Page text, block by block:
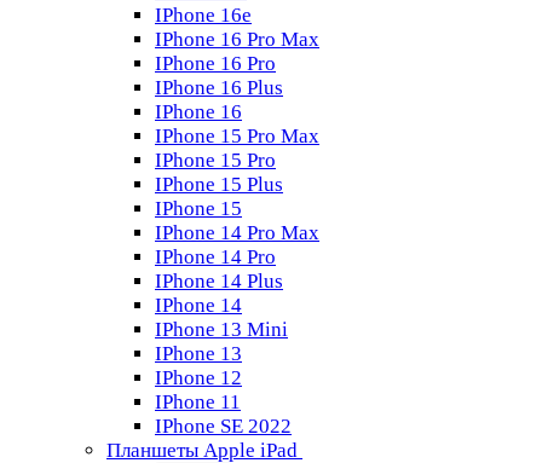
IPhone 16e
IPhone 16 Pro Max
IPhone 16 Pro
IPhone 16 Plus
IPhone 16
IPhone 15 Pro Max
IPhone 15 Pro
IPhone 15 Plus
IPhone 15
IPhone 14 Pro Max
IPhone 14 Pro
IPhone 14 Plus
IPhone 14
IPhone 13 Mini
IPhone 13
IPhone 12
IPhone 11
IPhone SE 2022
Планшеты Apple iPad